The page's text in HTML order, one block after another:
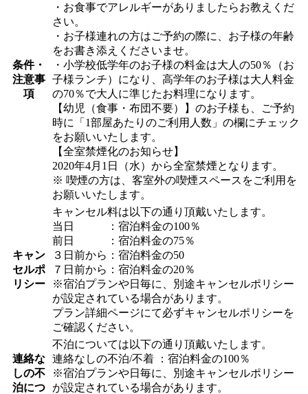
条件・
注意事
項
・お食事でアレルギーがありましたらお教えくだ
さい。
・お子様連れの方はご予約の際に、お子様の年齢
をお書き添えくださいませ。
・小学校低学年のお子様の料金は大人の50％（お
子様ランチ）になり、高学年のお子様は大人料金
の70％で大人に準じたお料理になります。
【幼児（食事・布団不要）】のお子様も、ご予約
時に「1部屋あたりのご利用人数」の欄にチェック
をお願いいたします。
【全室禁煙化のお知らせ】
2020年4月1日（水）から全室禁煙となります。
※ 喫煙の方は、客室外の喫煙スペースをご利用を
お願いいたします。
キャン
セルポ
リシー
キャンセル料は以下の通り頂戴いたします。
当日 ：宿泊料金の100％
前日 ：宿泊料金の75％
３日前から：宿泊料金の50
７日前から：宿泊料金の20％
※宿泊プランや日毎に、別途キャンセルポリシー
が設定されている場合があります。
プラン詳細ページにて必ずキャンセルポリシーを
ご確認ください。
連絡な
しの不
泊につ
不泊については以下の通り頂戴いたします。
連絡なしの不泊/不着 ：宿泊料金の100％
※宿泊プランや日毎に、別途キャンセルポリシー
が設定されている場合があります。